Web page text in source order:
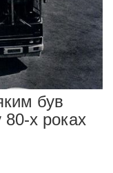
був
80-х роках